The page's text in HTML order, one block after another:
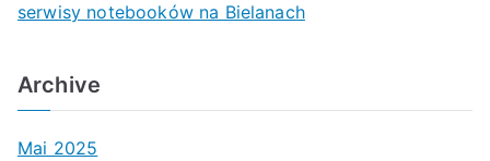
serwisy notebooków na Bielanach
Archive
Mai 2025